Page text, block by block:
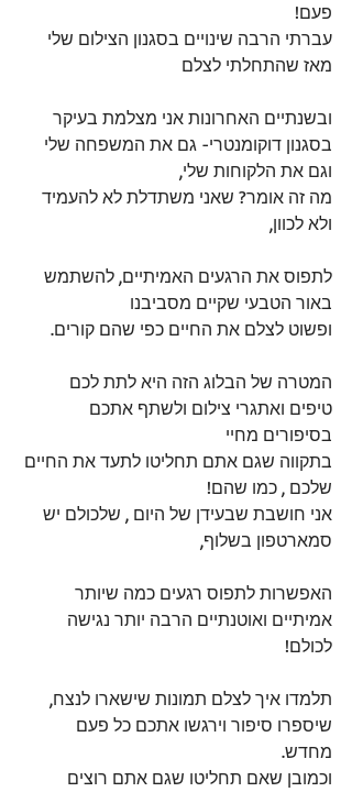
פעם!
עברתי הרבה שינויים בסגנון הצילום שלי
מאז שהתחלתי לצלם
ובשנתיים האחרונות אני מצלמת בעיקר
בסגנון דוקומנטרי- גם את המשפחה שלי
וגם את הלקוחות שלי,
מה זה אומר? שאני משתדלת לא להעמיד
ולא לכוון,
לתפוס את הרגעים האמיתיים, להשתמש
באור הטבעי שקיים מסביבנו
ופשוט לצלם את החיים כפי שהם קורים.
המטרה של הבלוג הזה היא לתת לכם
טיפים ואתגרי צילום ולשתף אתכם
בסיפורים מחיי
בתקווה שגם אתם תחליטו לתעד את החיים
שלכם , כמו שהם!
אני חושבת שבעידן של היום , שלכולם יש
סמארטפון בשלוף,
האפשרות לתפוס רגעים כמה שיותר
אמיתיים ואוטנתיים הרבה יותר נגישה
לכולם!
תלמדו איך לצלם תמונות שישארו לנצח,
שיספרו סיפור וירגשו אתכם כל פעם
מחדש.
וכמובן שאם תחליטו שגם אתם רוצים